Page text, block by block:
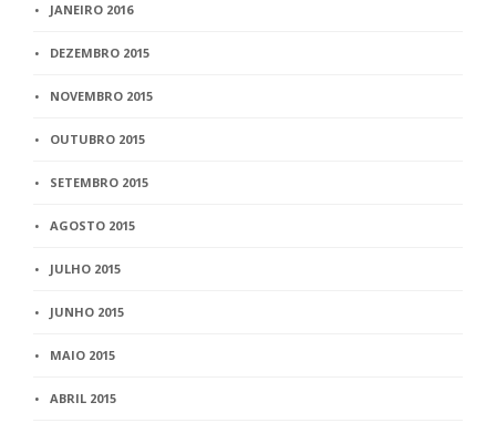
JANEIRO 2016
DEZEMBRO 2015
NOVEMBRO 2015
OUTUBRO 2015
SETEMBRO 2015
AGOSTO 2015
JULHO 2015
JUNHO 2015
MAIO 2015
ABRIL 2015